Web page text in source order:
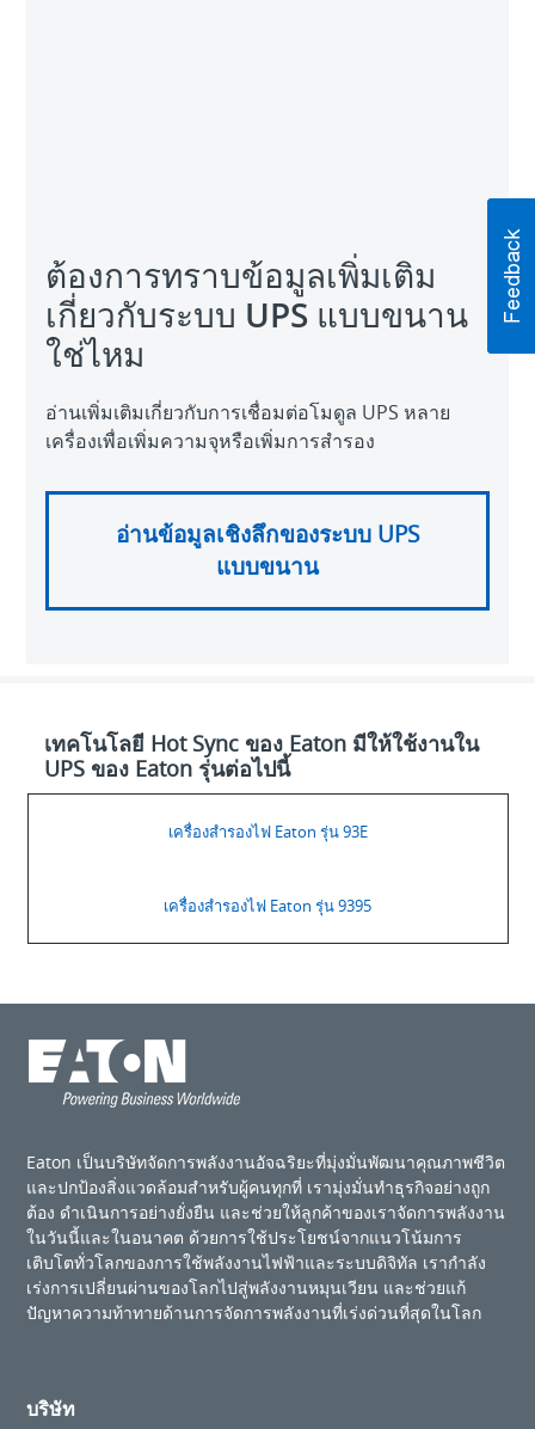
ต้องการทราบข้อมูลเพิ่มเติม
เกี่ยวกับระบบ UPS แบบขนาน
ใช่ไหม
อ่านเพิ่มเติมเกี่ยวกับการเชื่อมต่อโมดูล UPS หลาย
เครื่องเพื่อเพิ่มความจุหรือเพิ่มการสำรอง
อ่านข้อมูลเชิงลึกของระบบ UPS
แบบขนาน
เทคโนโลยี Hot Sync ของ Eaton มีให้ใช้งานใน
UPS ของ Eaton รุ่นต่อไปนี้
เครื่องสำรองไฟ Eaton รุ่น 93E
เครื่องสำรองไฟ Eaton รุ่น 9395
Eaton เป็นบริษัทจัดการพลังงานอัจฉริยะที่มุ่งมั่นพัฒนาคุณภาพชีวิต
และปกป้องสิ่งแวดล้อมสำหรับผู้คนทุกที่ เรามุ่งมั่นทำธุรกิจอย่างถูก
ต้อง ดำเนินการอย่างยั่งยืน และช่วยให้ลูกค้าของเราจัดการพลังงาน
ในวันนี้และในอนาคต ด้วยการใช้ประโยชน์จากแนวโน้มการ
เติบโตทั่วโลกของการใช้พลังงานไฟฟ้าและระบบดิจิทัล เรากำลัง
เร่งการเปลี่ยนผ่านของโลกไปสู่พลังงานหมุนเวียน และช่วยแก้
ปัญหาความท้าทายด้านการจัดการพลังงานที่เร่งด่วนที่สุดในโลก
บริษัท